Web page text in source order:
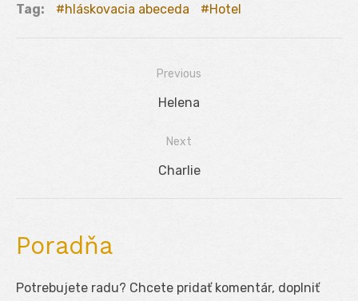
Tag: hláskovacia abeceda Hotel
Previous
Previous
Helena
Next
Next
Charlie
Poradňa
Potrebujete radu? Chcete pridať komentár, doplniť